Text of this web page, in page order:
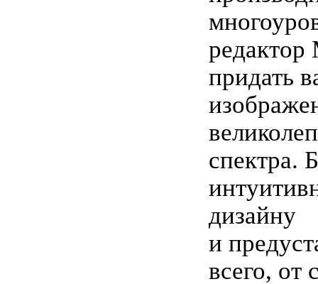
редактор
придать
спектра.
дизайну
и
всего, от